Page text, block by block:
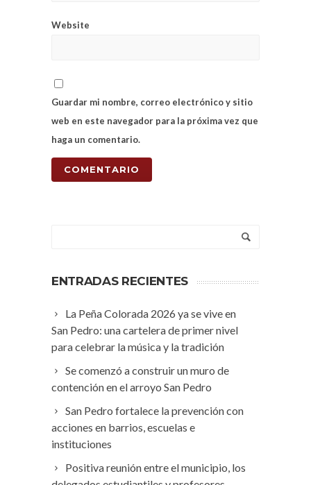
Website
Guardar mi nombre, correo electrónico y sitio
web en este navegador para la próxima vez que
haga un comentario.
ENTRADAS RECIENTES
La Peña Colorada 2026 ya se vive en
San Pedro: una cartelera de primer nivel
para celebrar la música y la tradición
Se comenzó a construir un muro de
contención en el arroyo San Pedro
San Pedro fortalece la prevención con
acciones en barrios, escuelas e
instituciones
Positiva reunión entre el municipio, los